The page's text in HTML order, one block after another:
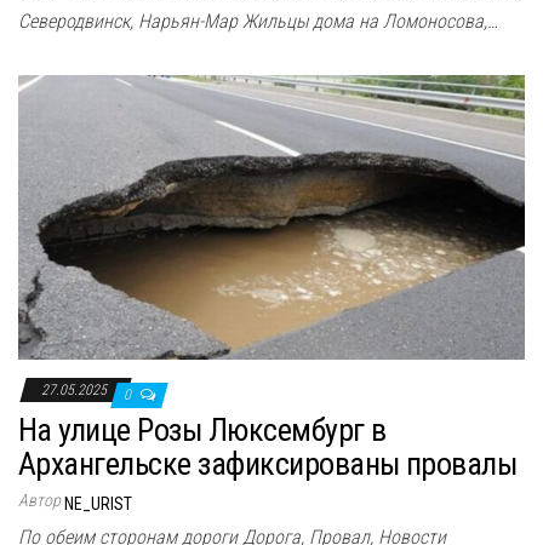
Северодвинск, Нарьян-Мар Жильцы дома на Ломоносова,…
27.05.2025 0
На улице Розы Люксембург в
Архангельске зафиксированы провалы
Автор NE_URIST
По обеим сторонам дороги Дорога, Провал, Новости